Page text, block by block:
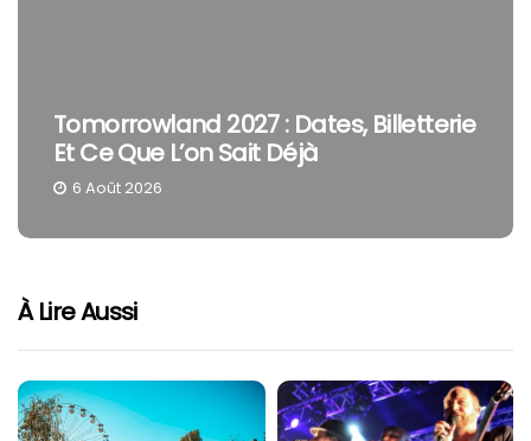
Tomorrowland 2027 : Dates, Billetterie
Et Ce Que L’on Sait Déjà
6 Août 2026
À Lire Aussi